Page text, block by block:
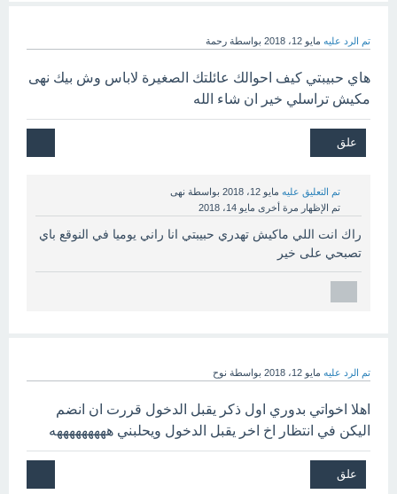
تم الرد عليه مايو 12، 2018 بواسطة رحمة
هاي حبيبتي كيف احوالك عائلتك الصغيرة لاباس وش بيك نهى
مكيش تراسلي خير ان شاء الله
تم التعليق عليه مايو 12، 2018 بواسطة نهى
تم الإظهار مرة أخرى مايو 14، 2018
راك انت اللي ماكيش تهدري حبيبتي انا راني يوميا في النوقع باي
تصبحي على خير
تم الرد عليه مايو 12، 2018 بواسطة نوح
اهلا اخواتي بدوري اول ذكر يقبل الدخول قررت ان انضم
اليكن في انتظار اخ اخر يقبل الدخول ويحلبني هههههههههه